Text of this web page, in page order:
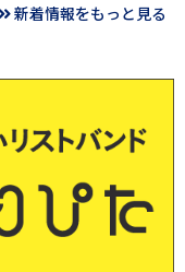
新着情報をもっと見る